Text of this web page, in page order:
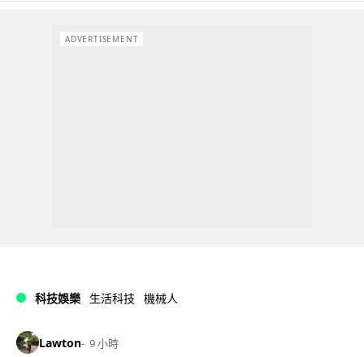
ADVERTISEMENT
科技娛樂 生活科技 機械人
Lawton 9 小時